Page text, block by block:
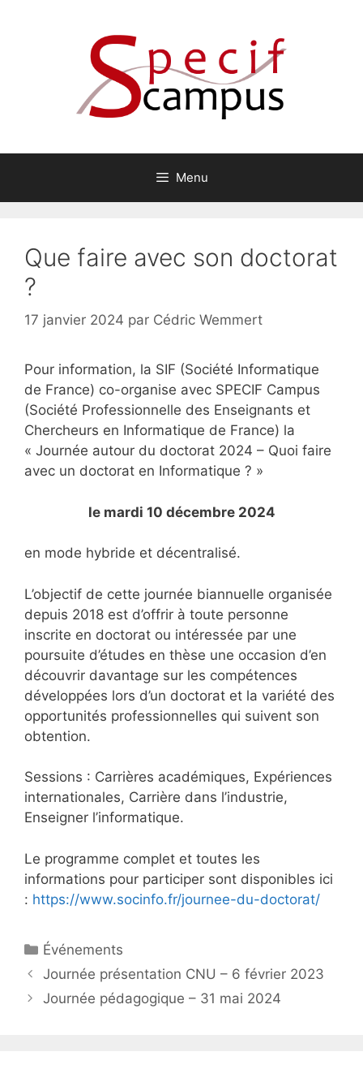
Menu
Que faire avec son doctorat
?
17 janvier 2024 par Cédric Wemmert
Pour information, la SIF (Société Informatique
de France) co-organise avec SPECIF Campus
(Société Professionnelle des Enseignants et
Chercheurs en Informatique de France) la
« Journée autour du doctorat 2024 – Quoi faire
avec un doctorat en Informatique ? »
le mardi 10 décembre 2024
en mode hybride et décentralisé.
L’objectif de cette journée biannuelle organisée
depuis 2018 est d’offrir à toute personne
inscrite en doctorat ou intéressée par une
poursuite d’études en thèse une occasion d’en
découvrir davantage sur les compétences
développées lors d’un doctorat et la variété des
opportunités professionnelles qui suivent son
obtention.
Sessions : Carrières académiques, Expériences
internationales, Carrière dans l’industrie,
Enseigner l’informatique.
Le programme complet et toutes les
informations pour participer sont disponibles ici
: https://www.socinfo.fr/journee-du-doctorat/
Catégories
Événements
Journée présentation CNU – 6 février 2023
Journée pédagogique – 31 mai 2024